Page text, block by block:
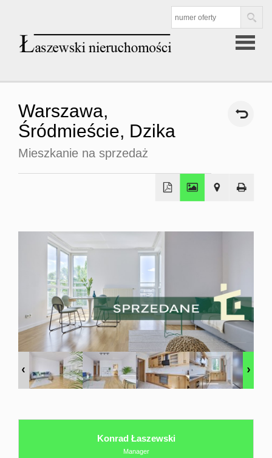
Strona
Domy
sprzedaż
Twój
Warszawa,
Śródmieście, Dzika
Mieszkanie na sprzedaż
Konrad Łaszewski
Manager